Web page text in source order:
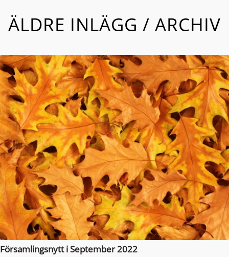
ÄLDRE INLÄGG / ARCHIV
Församlingsnytt i September 2022